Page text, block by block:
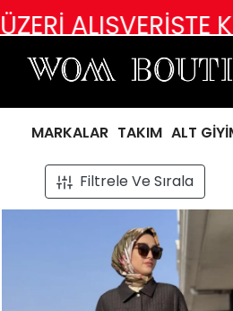
ÜCRETSİZ
MARKALAR TAKIM ALT
Filtrele Ve Sırala